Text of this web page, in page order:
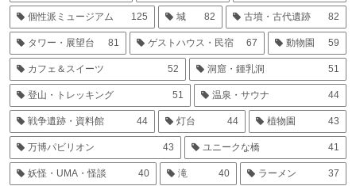
個性派ミュージアム 125 城 82 古墳・古代遺跡 82
タワー・展望台 81 ゲストハウス・民宿 67 動物園 59
カフェ＆スイーツ 52 洞窟・鍾乳洞 51
登山・トレッキング 51 温泉・サウナ 44
戦争遺跡・資料館 44 灯台 44 植物園 43
万博パビリオン 43 ユニークな橋 41
妖怪・UMA・怪談 40 滝 40 ラーメン 37